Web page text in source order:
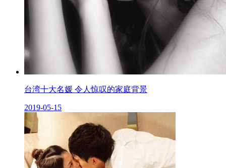
台湾十大名媛 令人惊叹的家庭背景
2019-05-15